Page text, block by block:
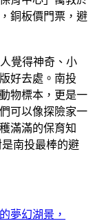
覺得神奇、小
好去處。南投
物標本，更是一
可以像探險家一
滿滿的保育知
南投最棒的避
夢幻湖景，